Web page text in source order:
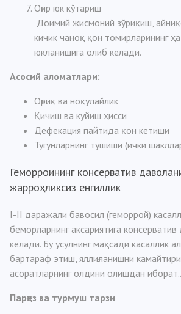
Оғир юк кўтариш
Доимий жисмоний зўриқиш,
кичик чаноқ қон томирларининг
юкланишига олиб келади.
Асосий аломатлари:
Оғриқ ва ноқулайлик
Қичиш ва куйиш ҳисси
Дефекация пайтида қон кетиши
Тугунларнинг тушиши (ички
Геморроининг консерватив
жарроҳликсиз енгиллик
I-II даражали бавосил (геморрой)
беморларнинг аксариятига
келади. Бу усулнинг мақсади касаллик
бартараф этиш, яллиғланишни
асоратларнинг олдини олишдан иборат..
Парҳез ва турмуш тарзи